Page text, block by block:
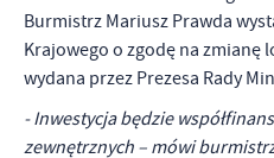
Burmistrz Mariusz Prawda
Krajowego o zgodę na zmianę
wydana przez Prezesa Rady
- Inwestycja będzie
zewnętrznych – mówi